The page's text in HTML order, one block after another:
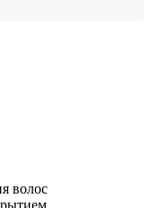
волос